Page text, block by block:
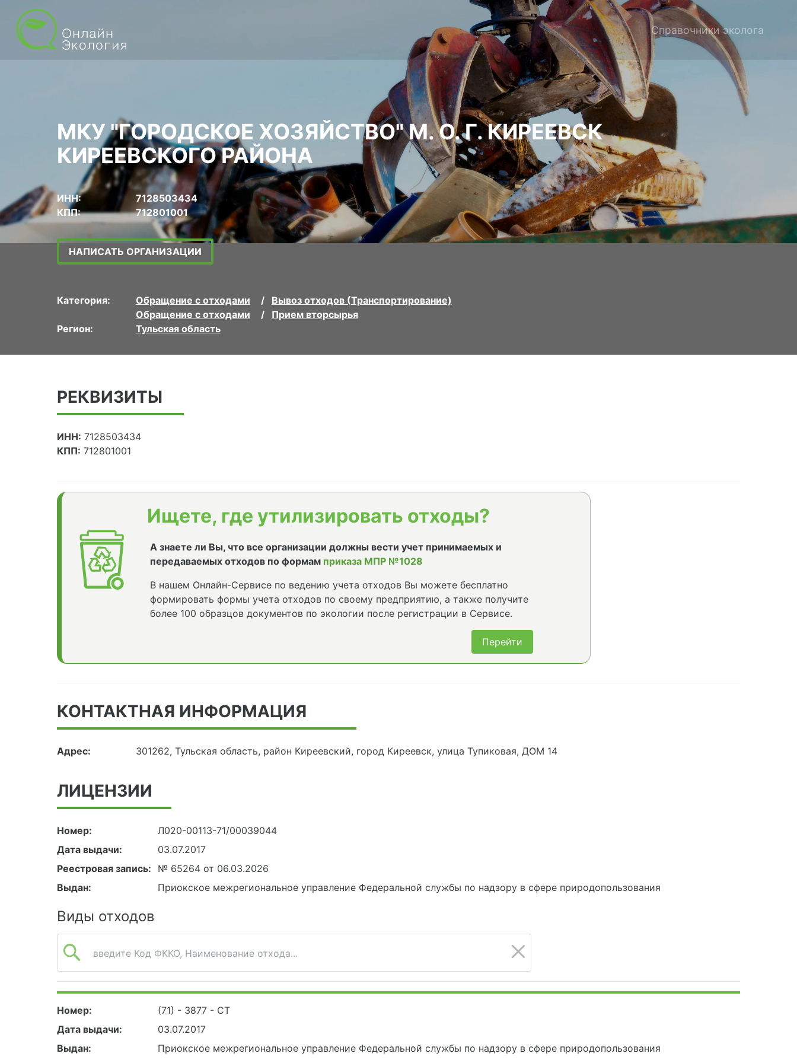
Справочники эколога
МКУ "ГОРОДСКОЕ ХОЗЯЙСТВО" М. О. Г. КИРЕЕВСК
КИРЕЕВСКОГО РАЙОНА
ИНН:
7128503434
КПП:
712801001
НАПИСАТЬ ОРГАНИЗАЦИИ
Категория: Обращение с отходами
Вывоз отходов (Транспортирование)
Обращение с отходами
Прием вторсырья
Регион:
Тульская область
РЕКВИЗИТЫ
ИНН: 7128503434
КПП: 712801001
Ищете, где утилизировать отходы?
А знаете ли Вы, что все организации должны вести учет принимаемых и
передаваемых отходов по формам приказа МПР №1028
В нашем Онлайн-Сервисе по ведению учета отходов Вы можете бесплатно
формировать формы учета отходов по своему предприятию, а также получите
более 100 образцов документов по экологии после регистрации в Сервисе.
Перейти
КОНТАКТНАЯ ИНФОРМАЦИЯ
Адрес: 301262, Тульская область, район Киреевский, город Киреевск, улица Тупиковая, ДОМ 14
ЛИЦЕНЗИИ
Номер:
Л020-00113-71/00039044
Дата выдачи:
03.07.2017
Реестровая запись:
№ 65264 от 06.03.2026
Выдан:
Приокское межрегиональное управление Федеральной службы по надзору в сфере природопользования
Виды отходов
введите Код ФККО, Наименование отхода...
Номер:
(71) - 3877 - СТ
Дата выдачи:
03.07.2017
Выдан:
Приокское межрегиональное управление Федеральной службы по надзору в сфере природопользования